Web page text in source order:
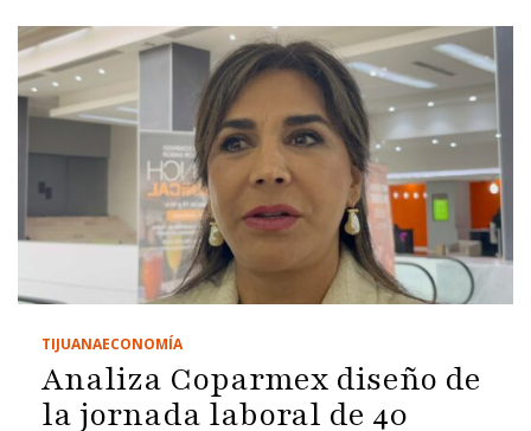
TIJUANAECONOMÍA
Analiza Coparmex diseño de
la jornada laboral de 40